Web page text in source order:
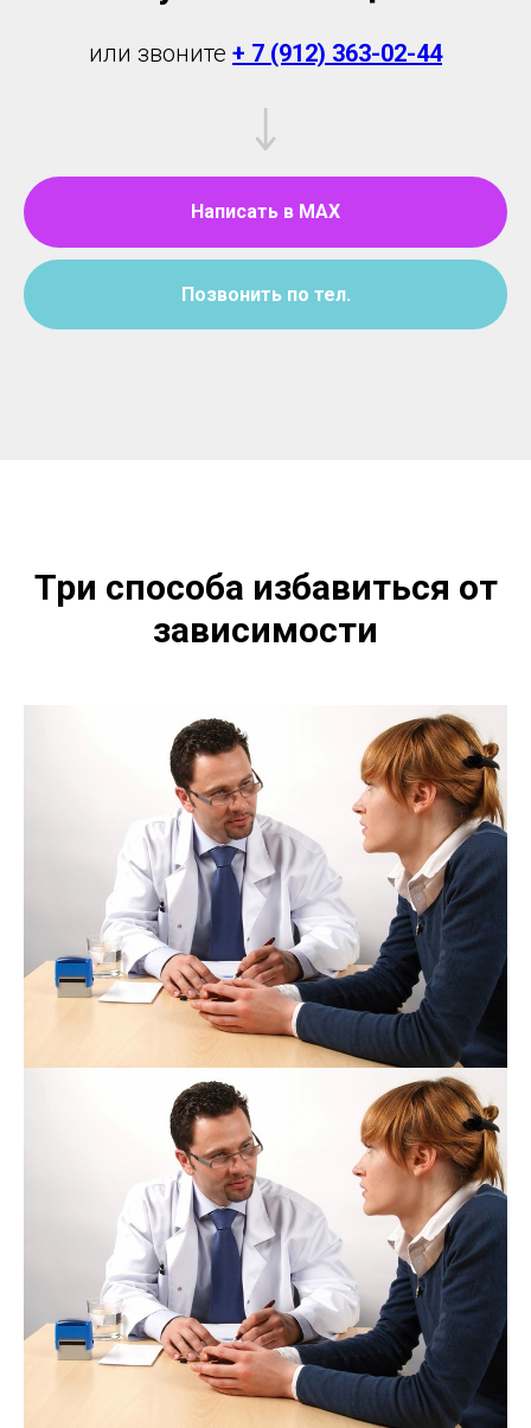
или звоните + 7 (912) 363-02-44
Написать в MAX
Позвонить по тел.
Три способа избавиться от
зависимости